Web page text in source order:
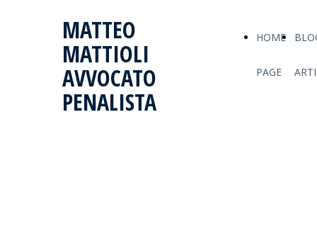
MATTEO
MATTIOLI
AVVOCATO
PENALISTA
HOME
PAGE